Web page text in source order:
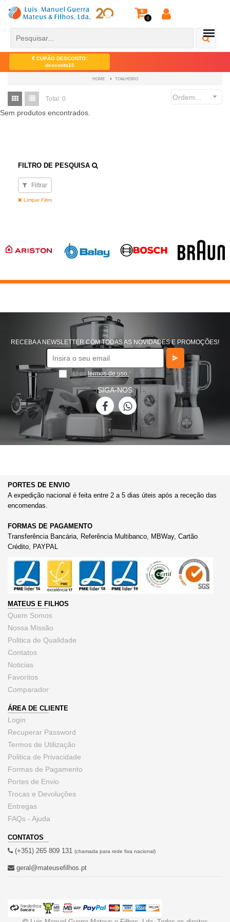
0
CUPÃO DESCONTO:
desconto15
HOME TOALHEIRO
FILTRO DE PESQUISA
Filtrar
Limpar Filtro
Total: 0
Ordem...
Sem produtos encontrados.
RECEBA A NEWSLETTER COM TODAS AS NOVIDADES E PROMOÇÕES!
Li ostermos de uso *
SIGA-NOS
PORTES DE ENVIO
A expedição nacional é feita entre 2 a 5 dias úteis após a receção das
encomendas.
FORMAS DE PAGAMENTO
Transferência Bancária, Referência Multibanco, MBWay, Cartão
Crédito, PAYPAL
MATEUS E FILHOS
Quem Somos
Nossa Missão
Politica de Qualidade
Contatos
Noticias
Favoritos
Comparador
ÁREA DE CLIENTE
Login
Recuperar Password
Termos de Utilização
Politica de Privacidade
Formas de Pagamento
Portes de Envio
Trocas e Devoluções
Entregas
FAQs - Ajuda
CONTATOS
(+351) 265 809 131 (chamada para rede fixa nacional)
geral@mateusefilhos.pt